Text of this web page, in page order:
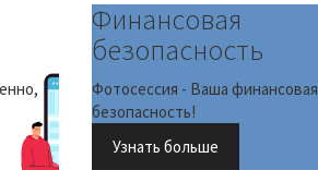
Финансовая
безопасность
Фотосессия - Ваша финансовая
безопасность!
Узнать больше